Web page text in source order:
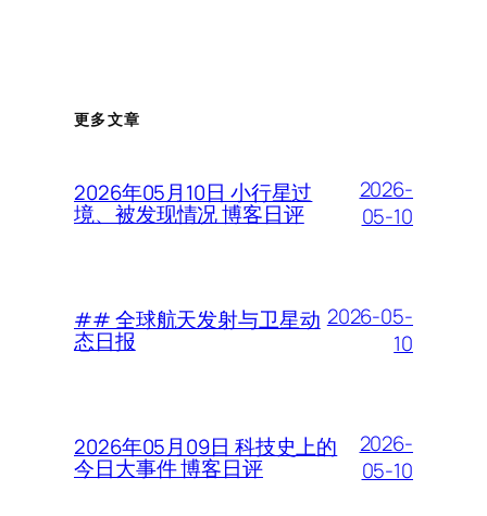
更多文章
2026年05月10日 小行星过
境、被发现情况 博客日评
2026-
05-10
## 全球航天发射与卫星动
态日报
2026-05-
10
2026年05月09日 科技史上的
今日大事件 博客日评
2026-
05-10